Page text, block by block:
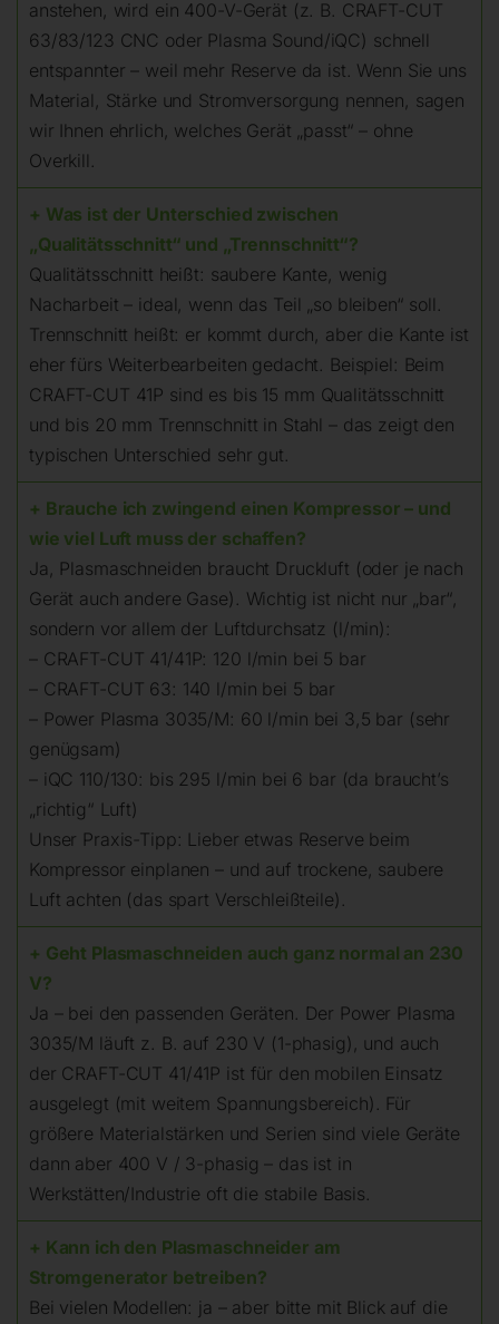
anstehen, wird ein 400-V-Gerät (z. B. CRAFT-CUT
63/83/123 CNC oder Plasma Sound/iQC) schnell
entspannter – weil mehr Reserve da ist. Wenn Sie uns
Material, Stärke und Stromversorgung nennen, sagen
wir Ihnen ehrlich, welches Gerät „passt“ – ohne
Overkill.
+ Was ist der Unterschied zwischen
„Qualitätsschnitt“ und „Trennschnitt“?
Qualitätsschnitt heißt: saubere Kante, wenig
Nacharbeit – ideal, wenn das Teil „so bleiben“ soll.
Trennschnitt heißt: er kommt durch, aber die Kante ist
eher fürs Weiterbearbeiten gedacht. Beispiel: Beim
CRAFT-CUT 41P sind es bis 15 mm Qualitätsschnitt
und bis 20 mm Trennschnitt in Stahl – das zeigt den
typischen Unterschied sehr gut.
+ Brauche ich zwingend einen Kompressor – und
wie viel Luft muss der schaffen?
Ja, Plasmaschneiden braucht Druckluft (oder je nach
Gerät auch andere Gase). Wichtig ist nicht nur „bar“,
sondern vor allem der Luftdurchsatz (l/min):
– CRAFT-CUT 41/41P: 120 l/min bei 5 bar
– CRAFT-CUT 63: 140 l/min bei 5 bar
– Power Plasma 3035/M: 60 l/min bei 3,5 bar (sehr
genügsam)
– iQC 110/130: bis 295 l/min bei 6 bar (da braucht’s
„richtig“ Luft)
Unser Praxis-Tipp: Lieber etwas Reserve beim
Kompressor einplanen – und auf trockene, saubere
Luft achten (das spart Verschleißteile).
+ Geht Plasmaschneiden auch ganz normal an 230
V?
Ja – bei den passenden Geräten. Der Power Plasma
3035/M läuft z. B. auf 230 V (1-phasig), und auch
der CRAFT-CUT 41/41P ist für den mobilen Einsatz
ausgelegt (mit weitem Spannungsbereich). Für
größere Materialstärken und Serien sind viele Geräte
dann aber 400 V / 3-phasig – das ist in
Werkstätten/Industrie oft die stabile Basis.
+ Kann ich den Plasmaschneider am
Stromgenerator betreiben?
Bei vielen Modellen: ja – aber bitte mit Blick auf die